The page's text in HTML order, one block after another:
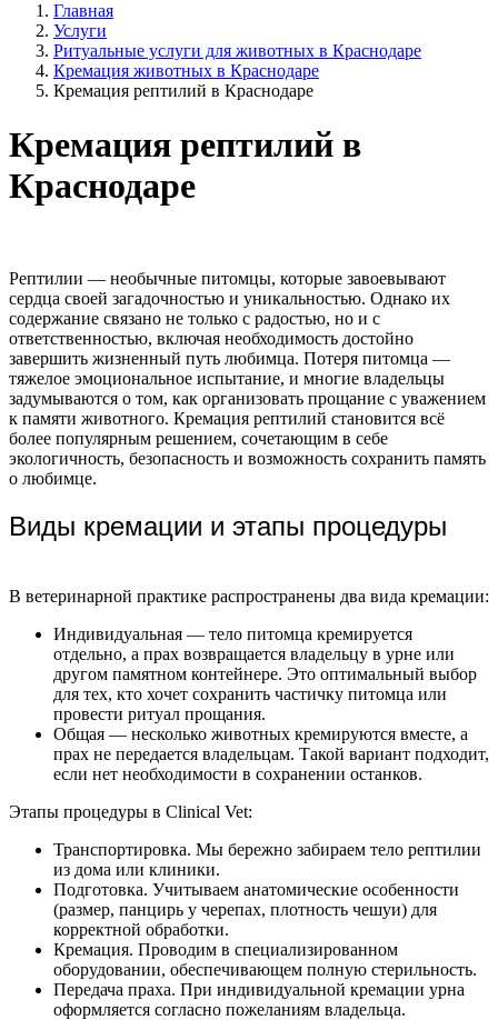
Главная
Услуги
Ритуальные услуги для животных в Краснодаре
Кремация животных в Краснодаре
Кремация рептилий в Краснодаре
Кремация рептилий в
Краснодаре
Рептилии — необычные питомцы, которые завоевывают
сердца своей загадочностью и уникальностью. Однако их
содержание связано не только с радостью, но и с
ответственностью, включая необходимость достойно
завершить жизненный путь любимца. Потеря питомца —
тяжелое эмоциональное испытание, и многие владельцы
задумываются о том, как организовать прощание с уважением
к памяти животного. Кремация рептилий становится всё
более популярным решением, сочетающим в себе
экологичность, безопасность и возможность сохранить память
о любимце.
Виды кремации и этапы процедуры
В ветеринарной практике распространены два вида кремации:
Индивидуальная — тело питомца кремируется
отдельно, а прах возвращается владельцу в урне или
другом памятном контейнере. Это оптимальный выбор
для тех, кто хочет сохранить частичку питомца или
провести ритуал прощания.
Общая — несколько животных кремируются вместе, а
прах не передается владельцам. Такой вариант подходит,
если нет необходимости в сохранении останков.
Этапы процедуры в Clinical Vet:
Транспортировка. Мы бережно забираем тело рептилии
из дома или клиники.
Подготовка. Учитываем анатомические особенности
(размер, панцирь у черепах, плотность чешуи) для
корректной обработки.
Кремация. Проводим в специализированном
оборудовании, обеспечивающем полную стерильность.
Передача праха. При индивидуальной кремации урна
оформляется согласно пожеланиям владельца.